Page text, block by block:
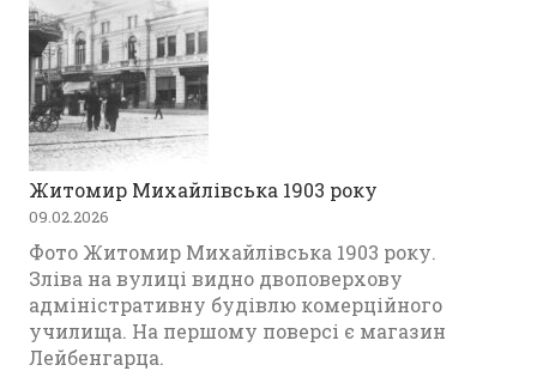
Житомир Михайлівська 1903 року
09.02.2026
Фото Житомир Михайлівська 1903 року.
Зліва на вулиці видно двоповерхову
адміністративну будівлю комерційного
училища. На першому поверсі є магазин
Лейбенгарца.